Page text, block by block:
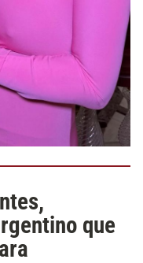
que